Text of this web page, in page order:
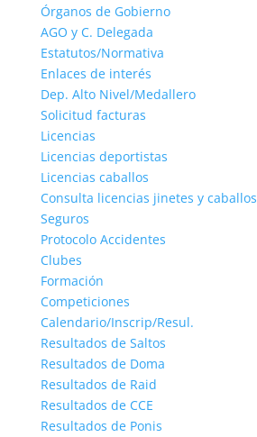
Órganos de Gobierno
AGO y C. Delegada
Estatutos/Normativa
Enlaces de interés
Dep. Alto Nivel/Medallero
Solicitud facturas
Licencias
Licencias deportistas
Licencias caballos
Consulta licencias jinetes y caballos
Seguros
Protocolo Accidentes
Clubes
Formación
Competiciones
Calendario/Inscrip/Resul.
Resultados de Saltos
Resultados de Doma
Resultados de Raid
Resultados de CCE
Resultados de Ponis